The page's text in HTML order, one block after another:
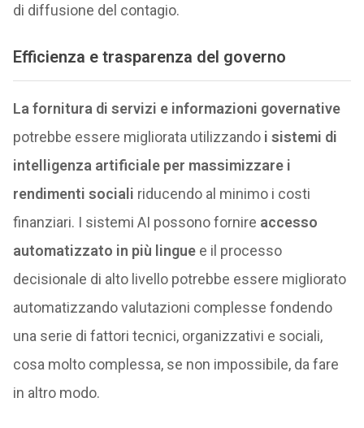
di diffusione del contagio.
Efficienza e trasparenza del governo
La fornitura di servizi e informazioni governative
potrebbe essere migliorata utilizzandoi sistemi di
intelligenza artificiale per massimizzare i
rendimenti sociali riducendo al minimo i costi
finanziari. I sistemi AI possono fornire accesso
automatizzato in più linguee il processo
decisionale di alto livello potrebbe essere migliorato
automatizzando valutazioni complesse fondendo
una serie di fattori tecnici, organizzativi e sociali,
cosa molto complessa, se non impossibile, da fare
in altro modo.